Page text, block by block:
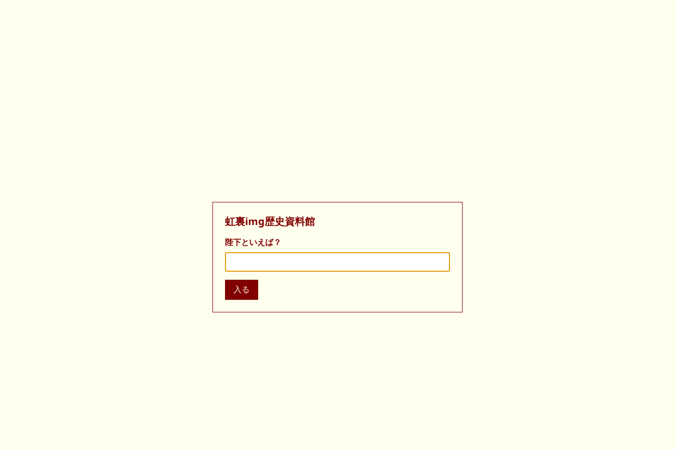
虹裏img歴史資料館
陛下といえば？
入る